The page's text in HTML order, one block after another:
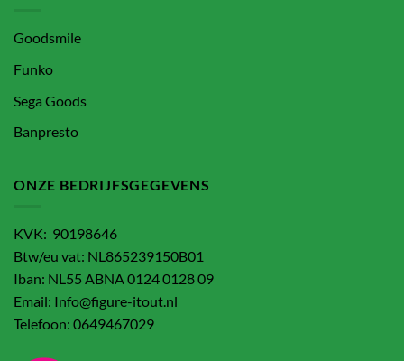
Goodsmile
Funko
Sega Goods
Banpresto
ONZE BEDRIJFSGEGEVENS
KVK: 90198646
Btw/eu vat: NL865239150B01
Iban: NL55 ABNA 0124 0128 09
Email: Info@figure-itout.nl
Telefoon: 0649467029